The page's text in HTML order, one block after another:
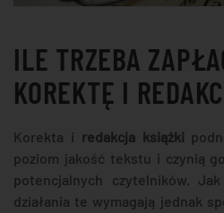
ILE TRZEBA
KOREKTĘ I
Korekta i redakcja książki
poziom jakość tekstu i czynią
potencjalnych czytelników.
działania te wymagają jednak